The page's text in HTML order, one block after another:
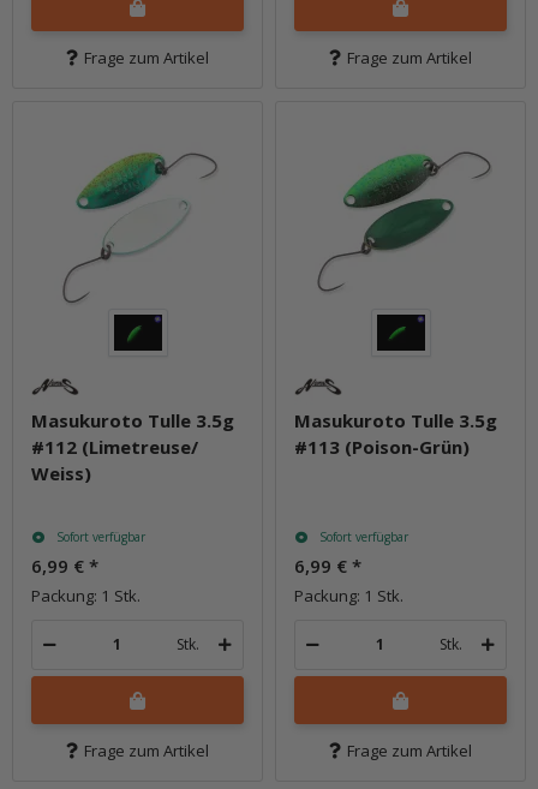
Frage zum Artikel Frage zum Artikel
Masukuroto Tulle 3.5g
#112 (Limetreuse/
Weiss)
Sofort verfügbar
6,99 € *
Packung: 1 Stk.
Stk.
Frage zum Artikel
Masukuroto Tulle 3.5g
#113 (Poison-Grün)
Sofort verfügbar
6,99 € *
Packung: 1 Stk.
Stk.
Frage zum Artikel